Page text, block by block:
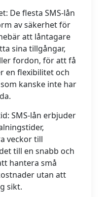
De flesta SMS-lån
av säkerhet för
att låntagare
sina tillgångar,
fordon, för att få
en flexibilitet och
kanske inte har
SMS-lån erbjuder
veckor till
till en snabb och
hantera små
utan att
sikt.